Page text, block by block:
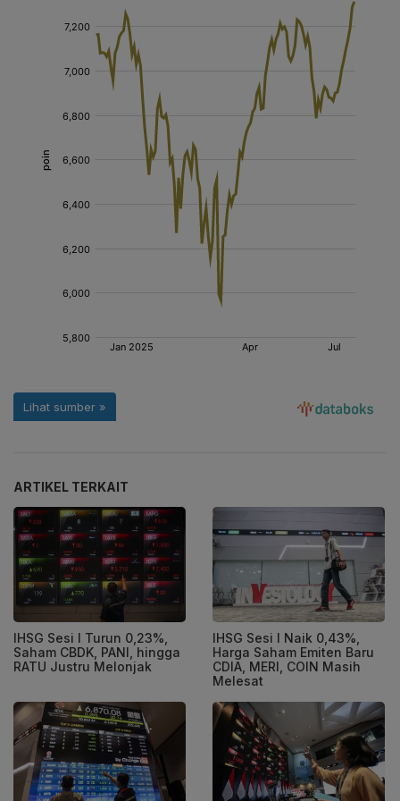
ARTIKEL TERKAIT
IHSG Sesi I Turun 0,23%,
Saham CBDK, PANI, hingga
RATU Justru Melonjak
IHSG Sesi I Naik 0,43%,
Harga Saham Emiten Baru
CDIA, MERI, COIN Masih
Melesat